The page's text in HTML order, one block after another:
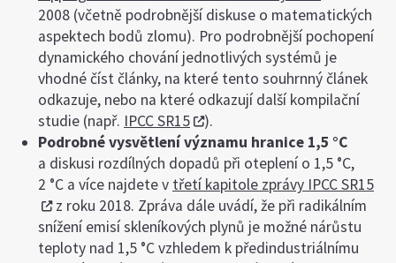
2008 (včetně podrobnější diskuse o matematických
aspektech bodů zlomu). Pro podrobnější pochopení
dynamického chování jednotlivých systémů je
vhodné číst články, na které tento souhrnný článek
odkazuje, nebo na které odkazují další kompilační
studie (např. IPCC SR15
).
Podrobné vysvětlení významu hranice 1,5 °C
a diskusi rozdílných dopadů při oteplení o 1,5 °C,
2 °C a více najdete v třetí kapitole zprávy IPCC SR15
z roku 2018. Zpráva dále uvádí, že při radikálním
snížení emisí skleníkových plynů je možné nárůstu
teploty nad 1,5 °C vzhledem k předindustriálnímu